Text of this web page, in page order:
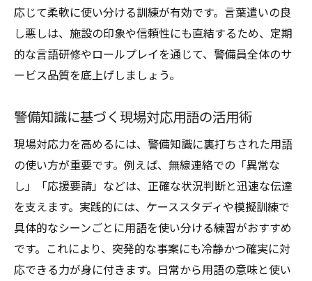
応じて柔軟に使い分ける訓練が有効です。言葉遣いの良
し悪しは、施設の印象や信頼性にも直結するため、定期
的な言語研修やロールプレイを通じて、警備員全体のサ
ービス品質を底上げしましょう。
警備知識に基づく現場対応用語の活用術
現場対応力を高めるには、警備知識に裏打ちされた用語
の使い方が重要です。例えば、無線連絡での「異常な
し」「応援要請」などは、正確な状況判断と迅速な伝達
を支えます。実践的には、ケーススタディや模擬訓練で
具体的なシーンごとに用語を使い分ける練習がおすすめ
です。これにより、突発的な事案にも冷静かつ確実に対
応できる力が身に付きます。日常から用語の意味と使い